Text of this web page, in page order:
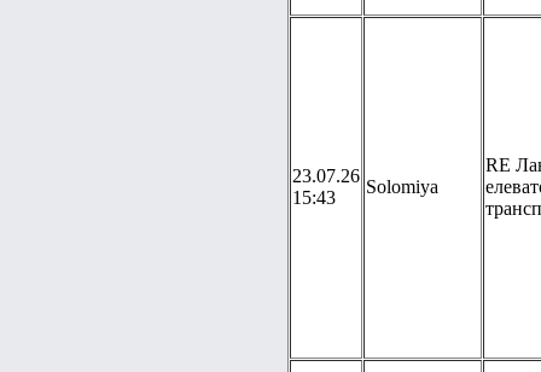
23.07.26
15:43
Solomiya
RE